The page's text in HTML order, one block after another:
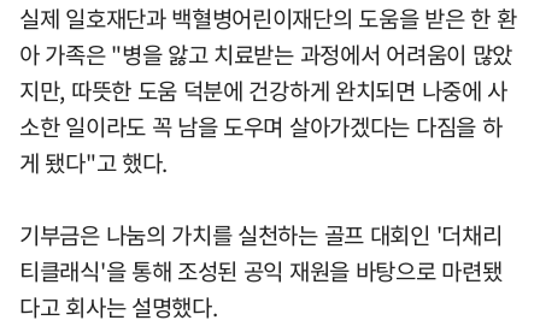
실제 일호재단과 백혈병어린이재단의 도움을 받은 한 환
아 가족은 "병을 앓고 치료받는 과정에서 어려움이 많았
지만, 따뜻한 도움 덕분에 건강하게 완치되면 나중에 사
소한 일이라도 꼭 남을 도우며 살아가겠다는 다짐을 하
게 됐다"고 했다.
기부금은 나눔의 가치를 실천하는 골프 대회인 '더채리
티클래식'을 통해 조성된 공익 재원을 바탕으로 마련됐
다고 회사는 설명했다.